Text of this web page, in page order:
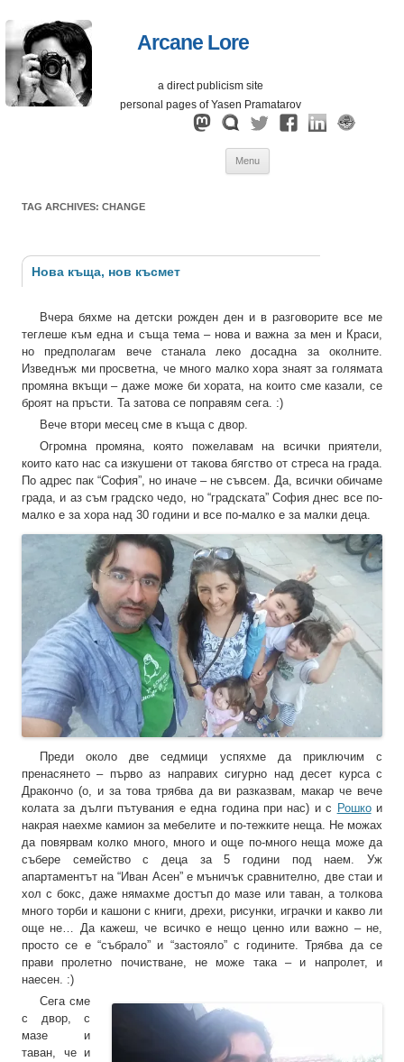
Arcane Lore
a direct publicism site
personal pages of Yasen Pramatarov
Menu
TAG ARCHIVES: CHANGE
Нова къща, нов късмет
Вчера бяхме на детски рожден ден и в разговорите все ме
теглеше към една и съща тема – нова и важна за мен и Краси,
но предполагам вече станала леко досадна за околните.
Изведнъж ми просветна, че много малко хора знаят за голямата
промяна вкъщи – даже може би хората, на които сме казали, се
броят на пръсти. Та затова се поправям сега. :)
Вече втори месец сме в къща с двор.
Огромна промяна, която пожелавам на всички приятели,
които като нас са изкушени от такова бягство от стреса на града.
По адрес пак “София”, но иначе – не съвсем. Да, всички обичаме
града, и аз съм градско чедо, но “градската” София днес все по-
малко е за хора над 30 години и все по-малко е за малки деца.
Преди около две седмици успяхме да приключим с
пренасянето – първо аз направих сигурно над десет курса с
Дракончо (о, и за това трябва да ви разказвам, макар че вече
колата за дълги пътувания е една година при нас) и с Рошкои
накрая наехме камион за мебелите и по-тежките неща. Не можах
да повярвам колко много, много и още по-много неща може да
събере семейство с деца за 5 години под наем. Уж
апартаментът на “Иван Асен” е мъничък сравнително, две стаи и
хол с бокс, даже нямахме достъп до мазе или таван, а толкова
много торби и кашони с книги, дрехи, рисунки, играчки и какво ли
още не… Да кажеш, че всичко е нещо ценно или важно – не,
просто се е “събрало” и “застояло” с годините. Трябва да се
прави пролетно почистване, не може така – и напролет, и
наесен. :)
Сега сме
с двор, с
мазе и
таван, че и